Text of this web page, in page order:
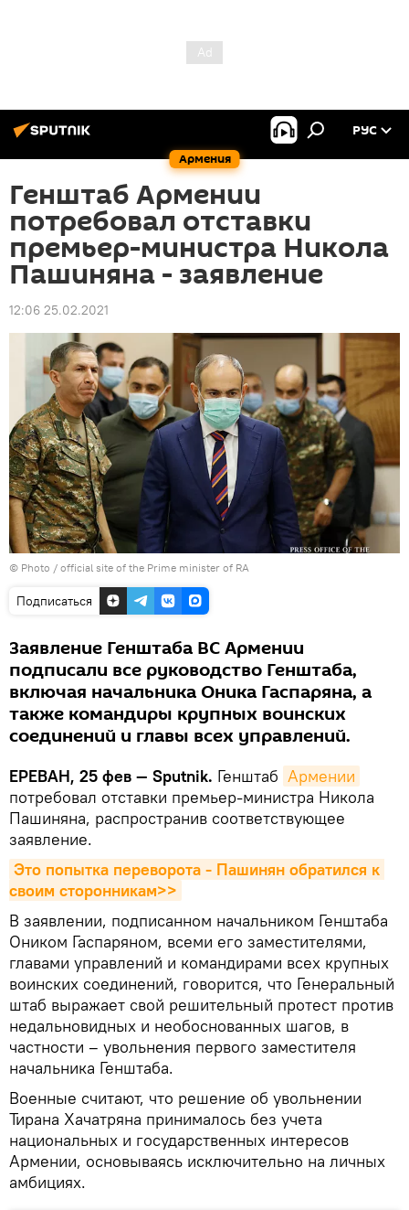
Армения
РУС
Генштаб Армении
потребовал отставки
премьер-министра Никола
Пашиняна - заявление
12:06 25.02.2021
© Photo / official site of the Prime minister of RA
Подписаться
Заявление Генштаба ВС Армении
подписали все руководство Генштаба,
включая начальника Оника Гаспаряна, а
также командиры крупных воинских
соединений и главы всех управлений.
ЕРЕВАН, 25 фев — Sputnik. Генштаб Армении
потребовал отставки премьер-министра Никола
Пашиняна, распространив соответствующее
заявление.
Это попытка переворота - Пашинян обратился к
своим сторонникам>>
В заявлении, подписанном начальником Генштаба
Оником Гаспаряном, всеми его заместителями,
главами управлений и командирами всех крупных
воинских соединений, говорится, что Генеральный
штаб выражает свой решительный протест против
недальновидных и необоснованных шагов, в
частности – увольнения первого заместителя
начальника Генштаба.
Военные считают, что решение об увольнении
Тирана Хачатряна принималось без учета
национальных и государственных интересов
Армении, основываясь исключительно на личных
амбициях.